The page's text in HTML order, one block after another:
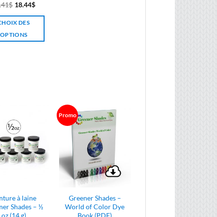
$ 18.44$
DES
OPTIONS
peuvent
être
choisies
sur
produit
à laine
Shades – ½
Promo
Greener Shades –
World of Color Dye